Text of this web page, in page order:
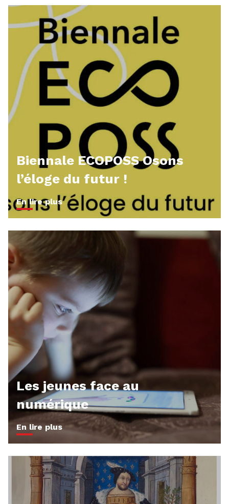
Biennale ECOPOSS Osons
l’éloge du futur !
En lire plus
Les jeunes face au
numérique
En lire plus